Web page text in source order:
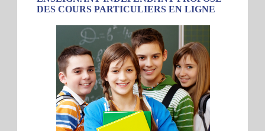
DES COURS PARTICULIERS EN LIGNE